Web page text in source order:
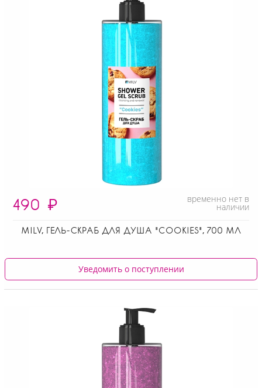
490 ₽ временно нет в
наличии
MILV, ГЕЛЬ-СКРАБ ДЛЯ ДУША "COOKIES", 700 МЛ
Уведомить о поступлении